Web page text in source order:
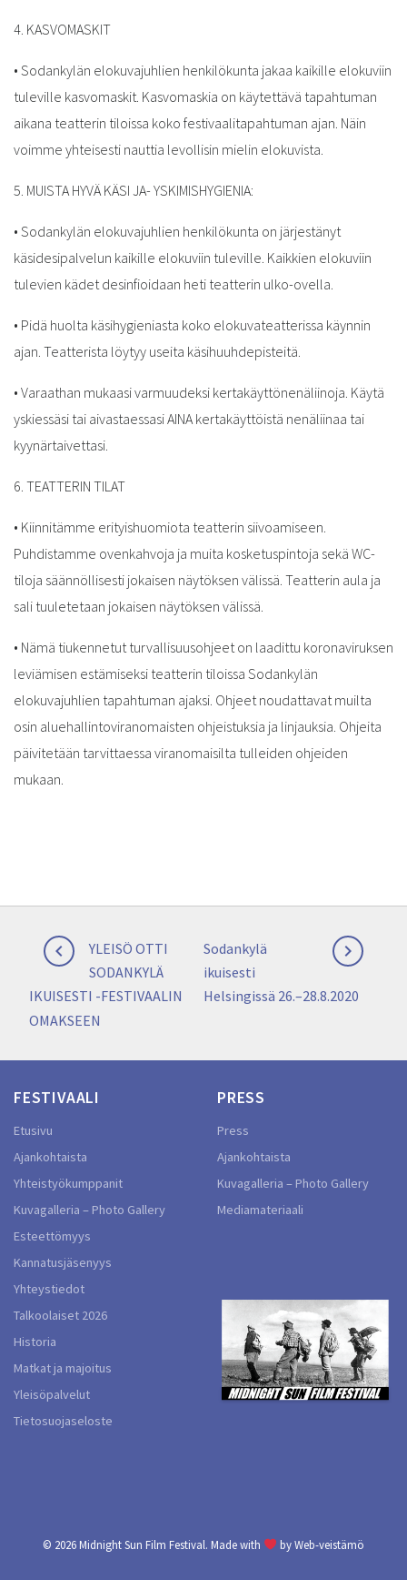
4. KASVOMASKIT
• Sodankylän elokuvajuhlien henkilökunta jakaa kaikille elokuviin
tuleville kasvomaskit. Kasvomaskia on käytettävä tapahtuman
aikana teatterin tiloissa koko festivaalitapahtuman ajan. Näin
voimme yhteisesti nauttia levollisin mielin elokuvista.
5. MUISTA HYVÄ KÄSI JA- YSKIMISHYGIENIA:
• Sodankylän elokuvajuhlien henkilökunta on järjestänyt
käsidesipalvelun kaikille elokuviin tuleville. Kaikkien elokuviin
tulevien kädet desinfioidaan heti teatterin ulko-ovella.
• Pidä huolta käsihygieniasta koko elokuvateatterissa käynnin
ajan. Teatterista löytyy useita käsihuuhdepisteitä.
• Varaathan mukaasi varmuudeksi kertakäyttönenäliinoja. Käytä
yskiessäsi tai aivastaessasi AINA kertakäyttöistä nenäliinaa tai
kyynärtaivettasi.
6. TEATTERIN TILAT
• Kiinnitämme erityishuomiota teatterin siivoamiseen.
Puhdistamme ovenkahvoja ja muita kosketuspintoja sekä WC-
tiloja säännöllisesti jokaisen näytöksen välissä. Teatterin aula ja
sali tuuletetaan jokaisen näytöksen välissä.
• Nämä tiukennetut turvallisuusohjeet on laadittu koronaviruksen
leviämisen estämiseksi teatterin tiloissa Sodankylän
elokuvajuhlien tapahtuman ajaksi. Ohjeet noudattavat muilta
osin aluehallintoviranomaisten ohjeistuksia ja linjauksia. Ohjeita
päivitetään tarvittaessa viranomaisilta tulleiden ohjeiden
mukaan.
Artikkelien
selaus

Previous
post:
YLEISÖ OTTI
SODANKYLÄ
IKUISESTI -FESTIVAALIN
OMAKSEEN

Next
post:
Sodankylä
ikuisesti
Helsingissä 26.–28.8.2020
FESTIVAALI
Etusivu
Ajankohtaista
Yhteistyökumppanit
Kuvagalleria – Photo Gallery
Esteettömyys
Kannatusjäsenyys
Yhteystiedot
Talkoolaiset 2026
Historia
Matkat ja majoitus
Yleisöpalvelut
Tietosuojaseloste
PRESS
Press
Ajankohtaista
Kuvagalleria – Photo Gallery
Mediamateriaali
© 2026Midnight Sun Film Festival. Made with byWeb-veistämö